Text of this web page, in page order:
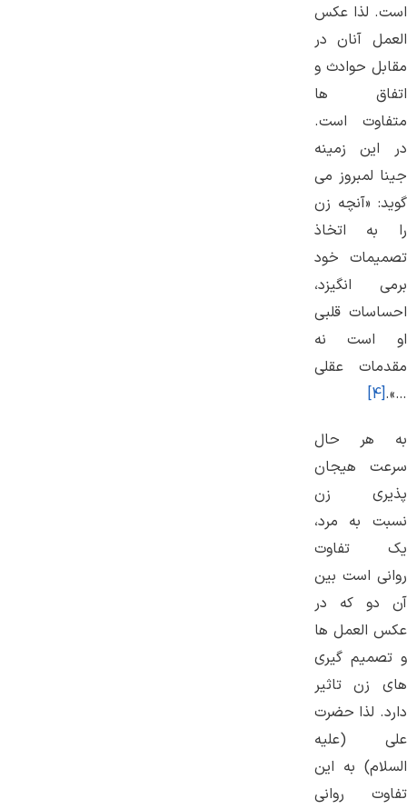
است. لذا عکس
العمل آنان در
مقابل حوادث و
اتفاق ها
متفاوت است.
در این زمینه
جینا لمبروز می
گوید: «آنچه زن
را به اتخاذ
تصمیمات خود
برمی انگیزد،
احساسات قلبی
او است نه
مقدمات عقلی
…».
[4]
به هر حال
سرعت هیجان
پذیری زن
نسبت به مرد،
یک تفاوت
روانی است بین
آن دو که در
عکس العمل ها
و تصمیم گیری
های زن تاثیر
دارد. لذا حضرت
علی (علیه
السلام) به این
تفاوت روانی